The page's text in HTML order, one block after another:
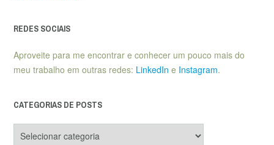
REDES SOCIAIS
Aproveite para me encontrar e conhecer um pouco mais do
meu trabalho em outras redes: LinkedIn e Instagram.
CATEGORIAS DE POSTS
de